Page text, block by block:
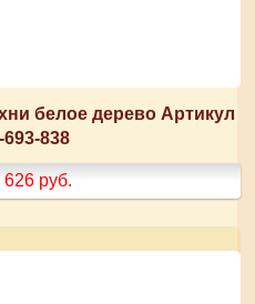
белое дерево Артикул
693-838
626 руб.